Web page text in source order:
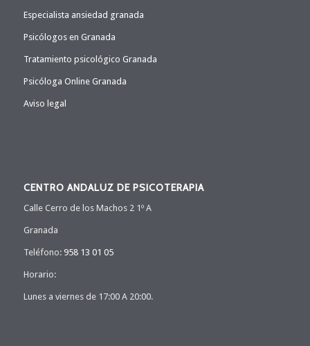
Especialista ansiedad granada
Psicólogos en Granada
Tratamiento psicológico Granada
Psicóloga Online Granada
Aviso legal
CENTRO ANDALUZ DE PSICOTERAPIA
Calle Cerro de los Machos 2 1º A
Granada
Teléfono: 958 13 01 05
Horario:
Lunes a viernes de 17:00 A 20:00.